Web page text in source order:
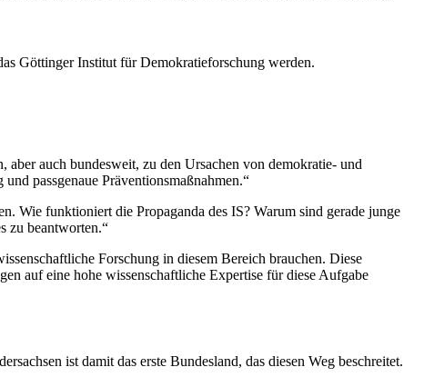
Göttinger Institut für Demokratieforschung werden.
auch bundesweit, zu den Ursachen von demokratie- und
passgenaue Präventionsmaßnahmen.“
Wie funktioniert die Propaganda des IS? Warum sind gerade junge
zu beantworten.“
Forschung in diesem Bereich brauchen. Diese
auf eine hohe wissenschaftliche Expertise für diese Aufgabe
ist damit das erste Bundesland, das diesen Weg beschreitet.